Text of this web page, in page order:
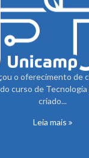
o oferecimento de
curso de
criado...
Leia mais